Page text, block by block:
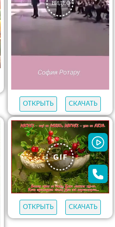
ОТКРЫТЬ СКАЧАТЬ
ОТКРЫТЬ СКАЧАТЬ